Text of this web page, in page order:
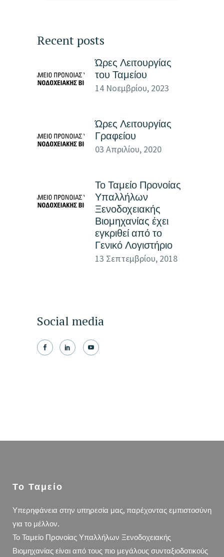
Recent posts
Ώρες Λειτουργίας
του Ταμείου
14 Νοεμβρίου, 2023
Ώρες Λειτουργίας
Γραφείου
03 Απριλίου, 2020
Το Ταμείο Προνοίας
Υπαλλήλων
Ξενοδοχειακής
Βιομηχανίας έχει
εγκριθεί από το
Γενικό Λογιστήριο
13 Σεπτεμβρίου, 2018
Social media
Το Ταμείο
Υπερηφάνεια στην υπηρεσία μας, παρέχοντας εμπιστοσύνη
για το μέλλον.
Το Ταμείο Προνοίας Υπαλλήλων Ξενοδοχειακής
Βιομηχανίας είναι από τους πιο μεγάλους συνταξιοδοτικούς